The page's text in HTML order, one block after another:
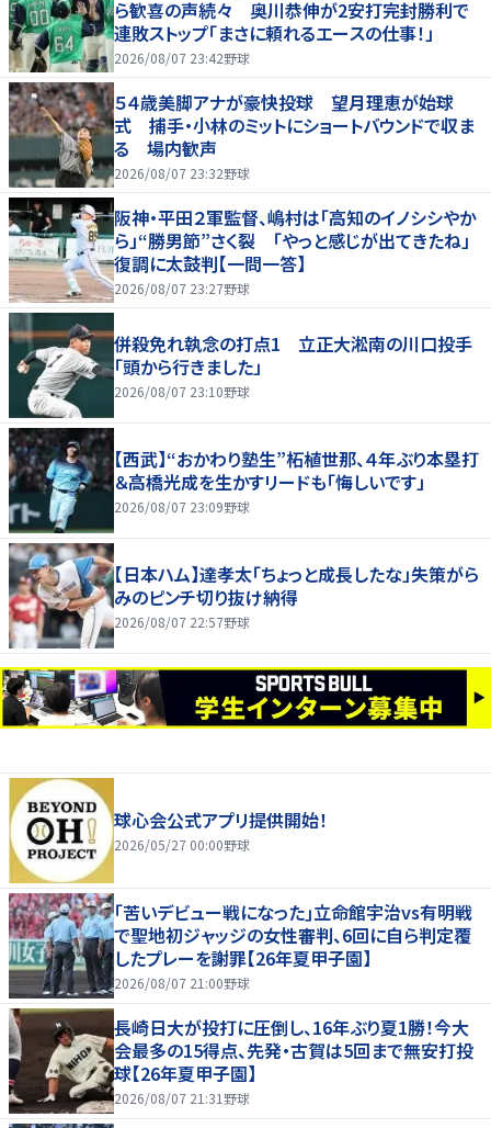
ら歓喜の声続々 奥川恭伸が2安打完封勝利で
連敗ストップ「まさに頼れるエースの仕事！」
2026/08/07 23:42野球
５４歳美脚アナが豪快投球 望月理恵が始球
式 捕手・小林のミットにショートバウンドで収ま
る 場内歓声
2026/08/07 23:32野球
阪神・平田２軍監督、嶋村は「高知のイノシシやか
ら」“勝男節”さく裂 「やっと感じが出てきたね」
復調に太鼓判【一問一答】
2026/08/07 23:27野球
併殺免れ執念の打点1 立正大淞南の川口投手
「頭から行きました」
2026/08/07 23:10野球
【西武】“おかわり塾生”柘植世那、４年ぶり本塁打
＆高橋光成を生かすリードも「悔しいです」
2026/08/07 23:09野球
【日本ハム】達孝太「ちょっと成長したな」失策がら
みのピンチ切り抜け納得
2026/08/07 22:57野球
球心会公式アプリ提供開始！
2026/05/27 00:00野球
｢苦いデビュー戦になった｣立命館宇治vs有明戦
で聖地初ジャッジの女性審判、6回に自ら判定覆
したプレーを謝罪【26年夏甲子園】
2026/08/07 21:00野球
長崎日大が投打に圧倒し、16年ぶり夏1勝！今大
会最多の15得点、先発・古賀は5回まで無安打投
球【26年夏甲子園】
2026/08/07 21:31 野球